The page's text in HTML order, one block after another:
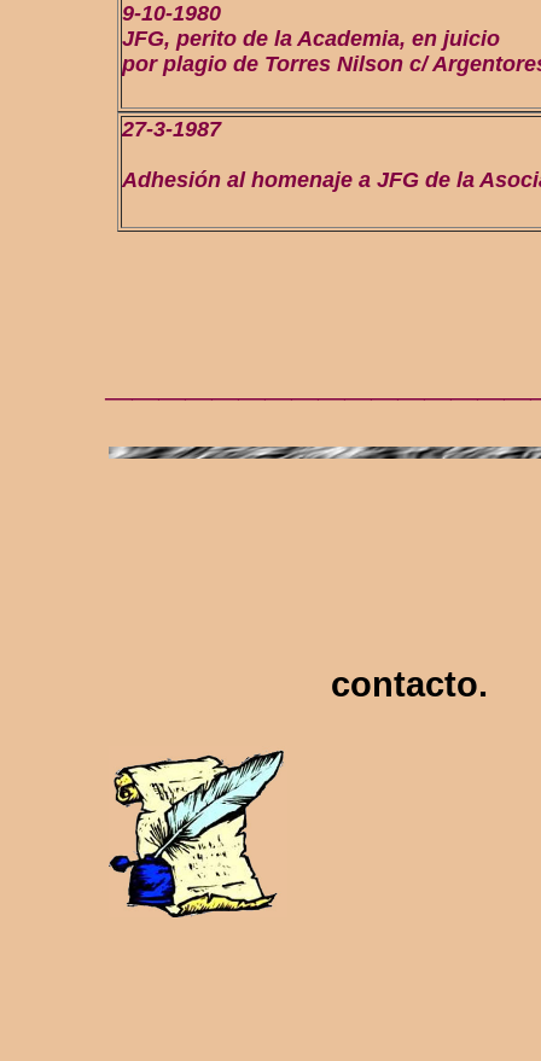
9-10-1980
JFG, perito de la Academia, en juicio
por plagio de Torres Nilson c/
27-3-1987
Adhesión al homenaje a JFG de la
contacto.